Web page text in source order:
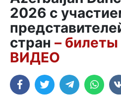
2026 с
стран –
ВИДЕО